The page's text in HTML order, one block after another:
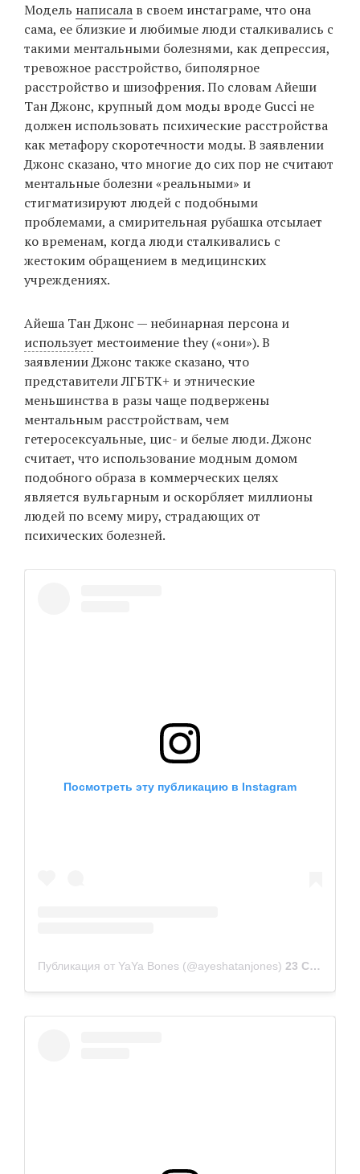
Модель написала в своем инстаграме, что она
сама, ее близкие и любимые люди сталкивались с
такими ментальными болезнями, как депрессия,
тревожное расстройство, биполярное
расстройство и шизофрения. По словам Айеши
Тан Джонс, крупный дом моды вроде Gucci не
должен использовать психические расстройства
как метафору скоротечности моды. В заявлении
Джонс сказано, что многие до сих пор не считают
ментальные болезни «реальными» и
стигматизируют людей с подобными
проблемами, а смирительная рубашка отсылает
ко временам, когда люди сталкивались с
жестоким обращением в медицинских
учреждениях.
Айеша Тан Джонс — небинарная персона и
использует местоимение they («они»). В
заявлении Джонс также сказано, что
представители ЛГБТК+ и этнические
меньшинства в разы чаще подвержены
ментальным расстройствам, чем
гетеросексуальные, цис- и белые люди. Джонс
считает, что использование модным домом
подобного образа в коммерческих целях
является вульгарным и оскорбляет миллионы
людей по всему миру, страдающих от
психических болезней.
Посмотреть эту публикацию в Instagram
Публикация от YaYa Bones (@ayeshatanjones) 23 Сен 2019 в 3:17 PDT